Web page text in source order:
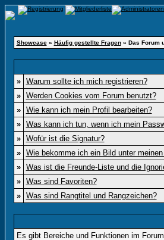
Showcase» Häufig gestellte Fragen» Das Forum
»
Warum sollte ich mich registrieren?
»
Werden Cookies vom Forum benutzt?
»
Wie kann ich mein Profil bearbeiten?
»
Was kann ich tun, wenn ich mein
»
Wofür ist die Signatur?
»
Wie bekomme ich ein Bild unter
»
Was ist die Freunde-Liste und die
»
Was sind Favoriten?
»
Was sind Rangtitel und Rangzeichen?
Es gibt Bereiche und Funktionen im